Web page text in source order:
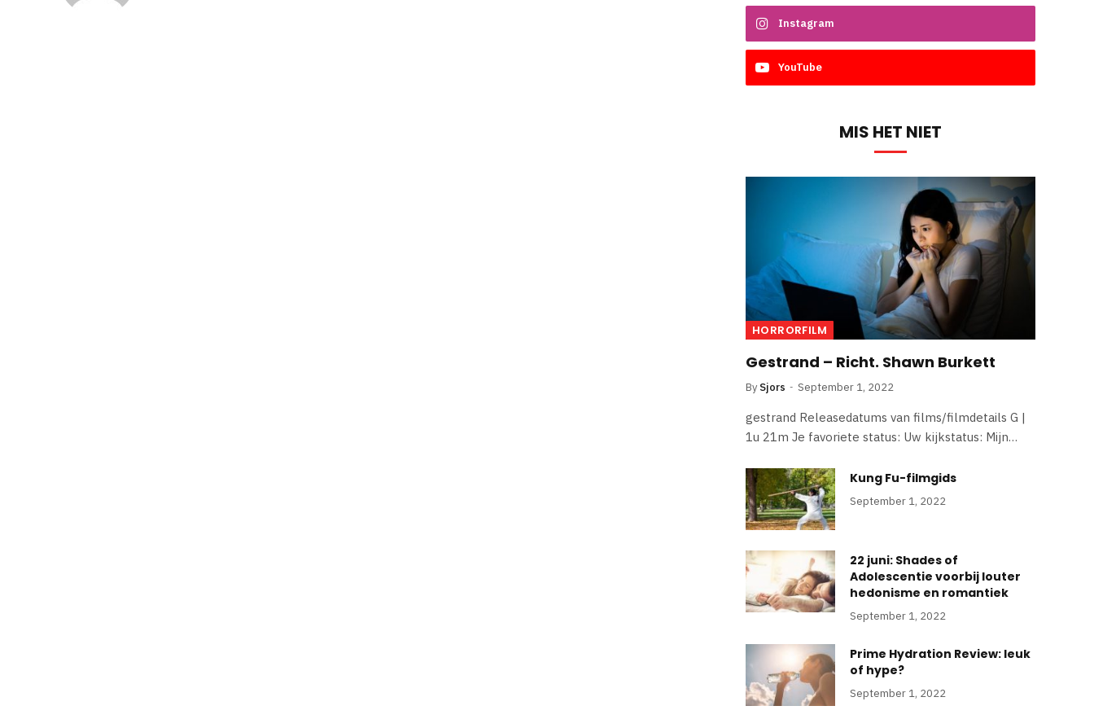
Instagram
YouTube
MIS HET NIET
HORRORFILM
Gestrand – Richt. Shawn Burkett
By Sjors September 1, 2022
gestrand Releasedatums van films/filmdetails G |
1u 21m Je favoriete status: Uw kijkstatus: Mijn…
Kung Fu-filmgids
September 1, 2022
22 juni: Shades of
Adolescentie voorbij louter
hedonisme en romantiek
September 1, 2022
Prime Hydration Review: leuk
of hype?
September 1, 2022